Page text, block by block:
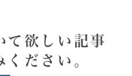
て欲しい記事
ださい。